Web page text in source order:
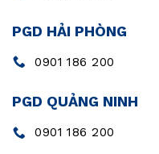
PGD HẢI PHÒNG
0901 186 200
PGD QUẢNG NINH
0901 186 200